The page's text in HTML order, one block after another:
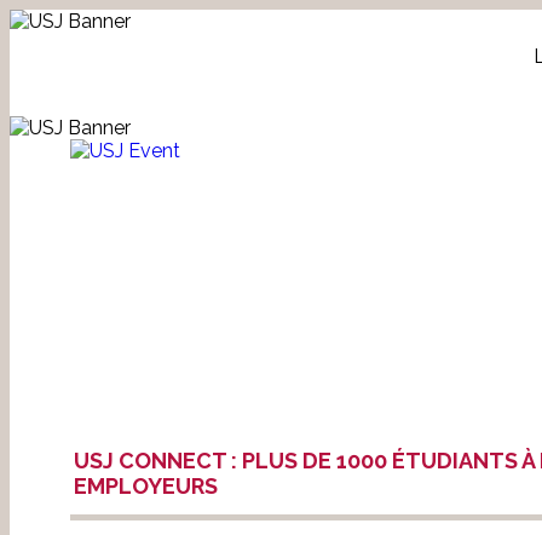
USJ CONNECT : PLUS DE 1000 ÉTUDIANTS À
EMPLOYEURS